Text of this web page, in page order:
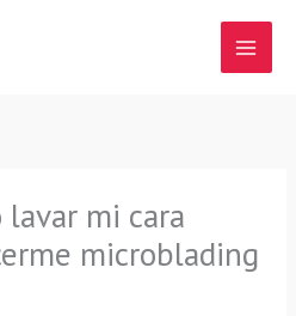
lavar mi cara
microblading